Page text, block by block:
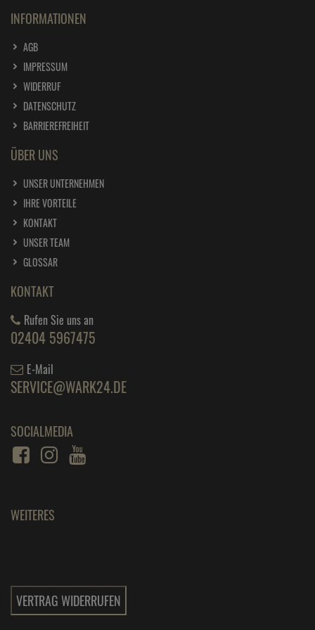
INFORMATIONEN
AGB
IMPRESSUM
WIDERRUF
DATENSCHUTZ
BARRIEREFREIHEIT
ÜBER UNS
UNSER UNTERNEHMEN
IHRE VORTEILE
KONTAKT
UNSER TEAM
GLOSSAR
KONTAKT
Rufen Sie uns an
02404 5967475
E-Mail
SERVICE@WARK24.DE
SOCIALMEDIA
WEITERES
VERTRAG WIDERRUFEN